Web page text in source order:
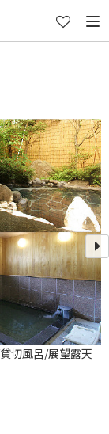
切風呂/展望露天